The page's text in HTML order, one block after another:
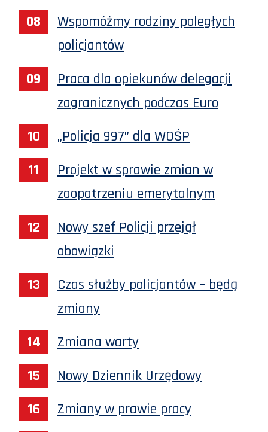
Wspomóżmy rodziny poległych
policjantów
Praca dla opiekunów delegacji
zagranicznych podczas Euro
„Policja 997” dla WOŚP
Projekt w sprawie zmian w
zaopatrzeniu emerytalnym
Nowy szef Policji przejął
obowiązki
Czas służby policjantów – będą
zmiany
Zmiana warty
Nowy Dziennik Urzędowy
Zmiany w prawie pracy